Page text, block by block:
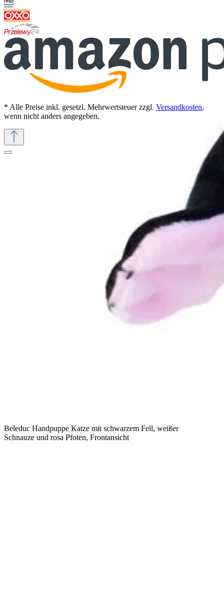
Beleduc Handpuppe Katze mit schwarzem Fell, weißer
Schnauze und rosa Pfoten, Frontansicht
* Alle Preise inkl. gesetzl. Mehrwertsteuer zzgl. Versandkosten,
wenn nicht anders angegeben.